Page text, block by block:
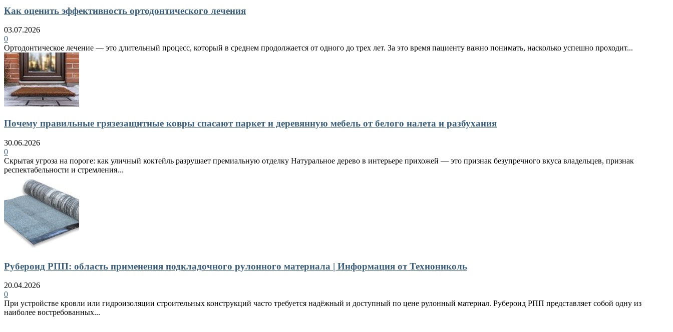
Как оценить эффективность ортодонтического лечения
03.07.2026
0
Ортодонтическое лечение — это длительный процесс, который в среднем продолжается от одного до трех лет. За это время пациенту важно понимать, насколько успешно проходит...
Почему правильные грязезащитные ковры спасают паркет и деревянную мебель от белого налета и разбухания
30.06.2026
0
Скрытая угроза на пороге: как уличный коктейль разрушает премиальную отделку Натуральное дерево в интерьере прихожей — это признак безупречного вкуса владельцев, признак
респектабельности и стремления...
Рубероид РПП: область применения подкладочного рулонного материала | Информация от Технониколь
20.04.2026
0
При устройстве кровли или гидроизоляции строительных конструкций часто требуется надёжный и доступный по цене рулонный материал. Рубероид РПП представляет собой одну из
наиболее востребованных...